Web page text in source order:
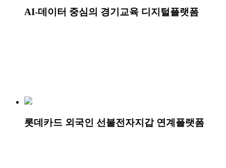
AI-데이터 중심의 경기교육 디지털플랫폼
롯데카드 외국인 선불전자지갑 연계플랫폼